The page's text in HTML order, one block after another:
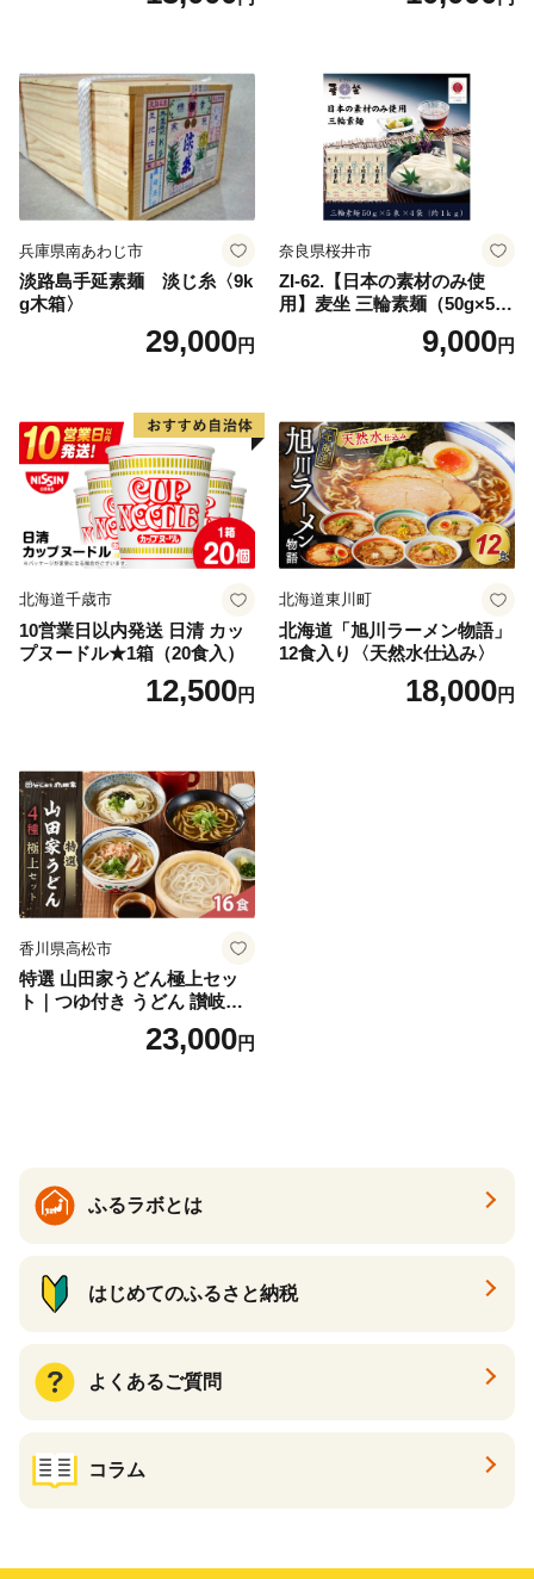
兵庫県南あわじ市
淡路島手延素麺 淡じ糸〈9k
g木箱〉
29,000円
奈良県桜井市
ZI-62.【日本の素材のみ使
用】麦坐 三輪素麺（50g×5束
9,000円
北海道千歳市
10営業日以内発送 日清 カッ
プヌードル★1箱（20食入）
12,500円
北海道東川町
北海道「旭川ラーメン物語」
12食入り〈天然水仕込み〉
18,000円
香川県高松市
特選 山田家うどん極上セッ
ト｜つゆ付き うどん 讃岐う
どん さぬきうどん 生麵 うど
んセット カレーうどん 生う
23,000円
ふるラボとは
はじめてのふるさと納税
よくあるご質問
コラム